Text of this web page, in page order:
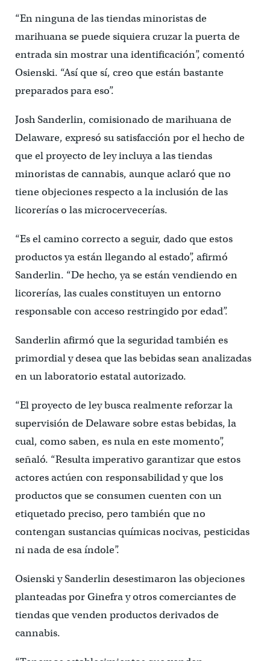
“En ninguna de las tiendas minoristas de
marihuana se puede siquiera cruzar la puerta de
entrada sin mostrar una identificación”, comentó
Osienski. “Así que sí, creo que están bastante
preparados para eso”.
Josh Sanderlin, comisionado de marihuana de
Delaware, expresó su satisfacción por el hecho de
que el proyecto de ley incluya a las tiendas
minoristas de cannabis, aunque aclaró que no
tiene objeciones respecto a la inclusión de las
licorerías o las microcervecerías.
“Es el camino correcto a seguir, dado que estos
productos ya están llegando al estado”, afirmó
Sanderlin. “De hecho, ya se están vendiendo en
licorerías, las cuales constituyen un entorno
responsable con acceso restringido por edad”.
Sanderlin afirmó que la seguridad también es
primordial y desea que las bebidas sean analizadas
en un laboratorio estatal autorizado.
“El proyecto de ley busca realmente reforzar la
supervisión de Delaware sobre estas bebidas, la
cual, como saben, es nula en este momento”,
señaló. “Resulta imperativo garantizar que estos
actores actúen con responsabilidad y que los
productos que se consumen cuenten con un
etiquetado preciso, pero también que no
contengan sustancias químicas nocivas, pesticidas
ni nada de esa índole”.
Osienski y Sanderlin desestimaron las objeciones
planteadas por Ginefra y otros comerciantes de
tiendas que venden productos derivados de
cannabis.